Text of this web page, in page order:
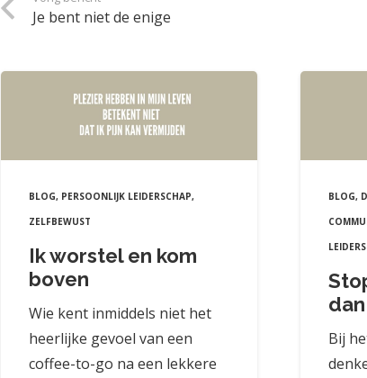
Je bent niet de enige
BLOG, PERSOONLIJK LEIDERSCHAP,
ZELFBEWUST
Ik worstel en kom
boven
Wie kent inmiddels niet het
heerlijke gevoel van een
coffee-to-go na een lekkere
BLOG,
Bij